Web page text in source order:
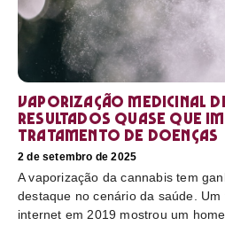
Vaporização medicinal
resultados quase que
tratamento de doenças
2 de setembro de 2025
A vaporização da cannabis tem
destaque no cenário da saúde.
internet em 2019 mostrou um